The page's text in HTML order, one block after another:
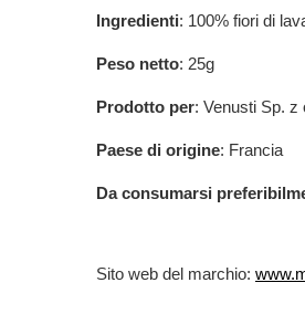
Ingredienti: 100% fiori di
Peso netto: 25g
Prodotto per: Venusti Sp. z
Paese di origine: Francia
Da consumarsi
Sito web del marchio: